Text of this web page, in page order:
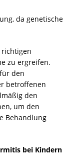
da genetische
richtigen
zu ergreifen.
den
betroffenen
den
um den
Behandlung
bei Kindern